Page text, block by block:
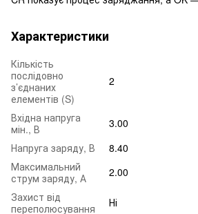
Характеристики
Кількість
послідовно
з’єднаних
елементів (S)
2
Вхідна напруга
мін., В
3.00
Напруга заряду, В
8.40
Максимальний
струм заряду, А
2.00
Захист від
переполюсування
Ні